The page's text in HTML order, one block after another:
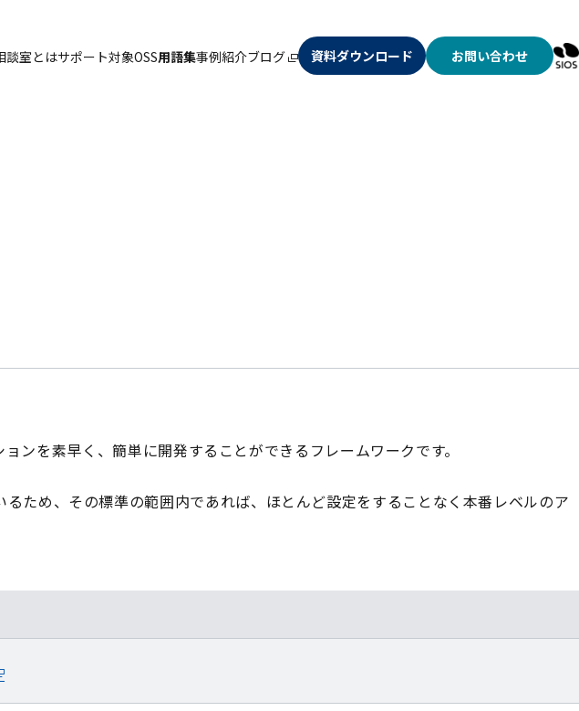
談室とはサポート対象OSS用語集事例紹介ブログ 資料ダウンロード お問い合わせ
を素早く、簡単に開発することができるフレームワークです。
ため、その標準の範囲内であれば、ほとんど設定をすることなく本番レベルのア